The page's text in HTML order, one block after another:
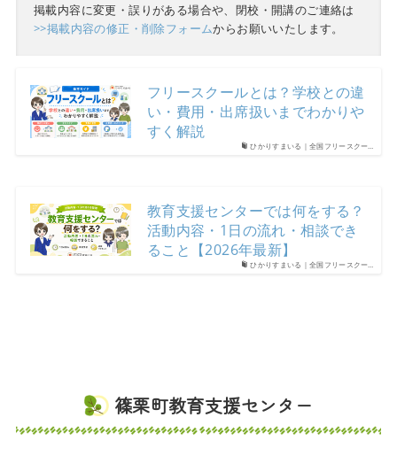
掲載内容に変更・誤りがある場合や、閉校・開講のご連絡は
>>掲載内容の修正・削除フォームからお願いいたします。
ひかりすまいる｜全国フリースクー…
フリースクールとは？学校との違
い・費用・出席扱いまでわかりや
すく解説
ひかりすまいる｜全国フリースクー…
教育支援センターでは何をする？
活動内容・1日の流れ・相談でき
ること【2026年最新】
篠栗町教育支援センター